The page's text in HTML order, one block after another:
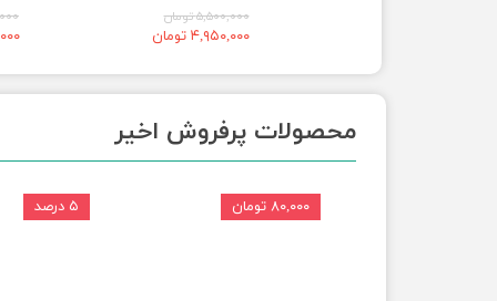
۵,۵۰۰,۰۰۰ تومان
۴,۹۵۰,۰۰۰ تومان
۵ درصد ۸۰,۰۰۰ تومان
محصولات پرفروش اخیر